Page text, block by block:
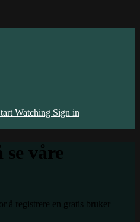
Watching Sign in
våre
å registrere en gratis bruker